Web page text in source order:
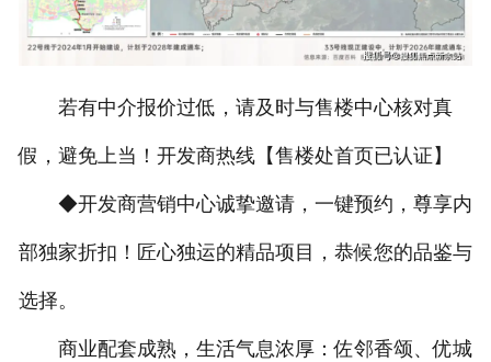
若有中介报价过低，请及时与售楼中心核对真
假，避免上当！开发商热线【售楼处首页已认证】
◆开发商营销中心诚挚邀请，一键预约，尊享内
部独家折扣！匠心独运的精品项目，恭候您的品鉴与
选择。
商业配套成熟，生活气息浓厚：佐邻香颂、优城